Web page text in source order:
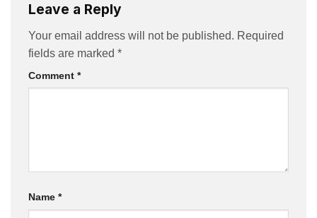
Leave a Reply
Your email address will not be published. Required
fields are marked *
Comment *
Name *